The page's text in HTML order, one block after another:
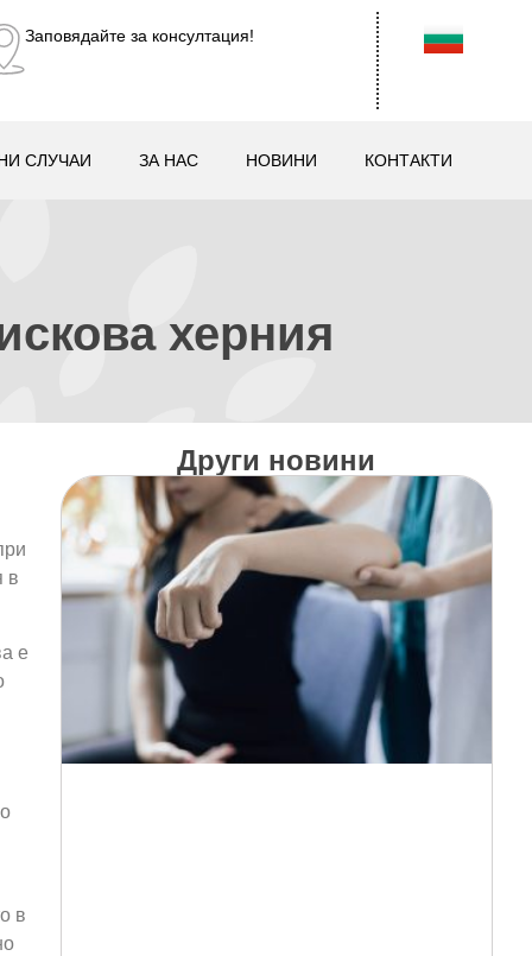
Заповядайте за консултация!
СЛУЧАИ ЗА НАС НОВИНИ КОНТАКТИ
херния
в
е
в
Други новини